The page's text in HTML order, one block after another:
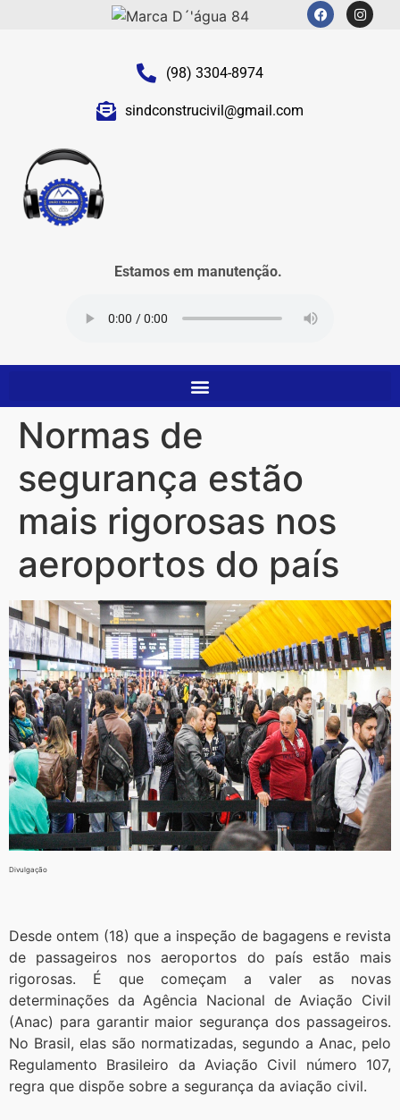
(98) 3304-8974
sindconstrucivil@gmail.com
Estamos em manutenção.
Normas de
segurança estão
mais rigorosas nos
aeroportos do país
Divulgação
Desde ontem (18) que a inspeção de bagagens e revista
de passageiros nos aeroportos do país estão mais
rigorosas. É que começam a valer as novas
determinações da Agência Nacional de Aviação Civil
(Anac) para garantir maior segurança dos passageiros.
No Brasil, elas são normatizadas, segundo a Anac, pelo
Regulamento Brasileiro da Aviação Civil número 107,
regra que dispõe sobre a segurança da aviação civil.